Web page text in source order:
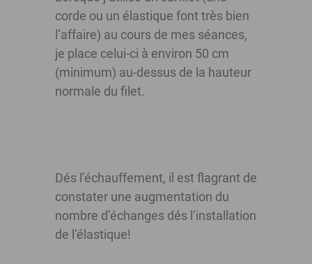
corde ou un élastique font très bien
l’affaire) au cours de mes séances,
je place celui-ci à environ 50 cm
(minimum) au-dessus de la hauteur
normale du filet.
Dés l’échauffement, il est flagrant de
constater une augmentation du
nombre d’échanges dés l’installation
de l’élastique!